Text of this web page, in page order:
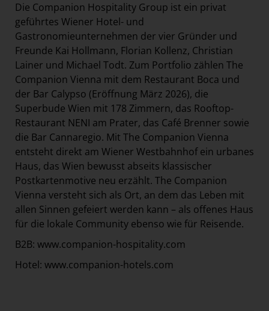
Die Companion Hospitality Group ist ein privat
geführtes Wiener Hotel- und
Gastronomieunternehmen der vier Gründer und
Freunde Kai Hollmann, Florian Kollenz, Christian
Lainer und Michael Todt. Zum Portfolio zählen The
Companion Vienna mit dem Restaurant Boca und
der Bar Calypso (Eröffnung März 2026), die
Superbude Wien mit 178 Zimmern, das Rooftop-
Restaurant NENI am Prater, das Café Brenner sowie
die Bar Cannaregio. Mit The Companion Vienna
entsteht direkt am Wiener Westbahnhof ein urbanes
Haus, das Wien bewusst abseits klassischer
Postkartenmotive neu erzählt. The Companion
Vienna versteht sich als Ort, an dem das Leben mit
allen Sinnen gefeiert werden kann – als offenes Haus
für die lokale Community ebenso wie für Reisende.
B2B: www.companion-hospitality.com
Hotel: www.companion-hotels.com